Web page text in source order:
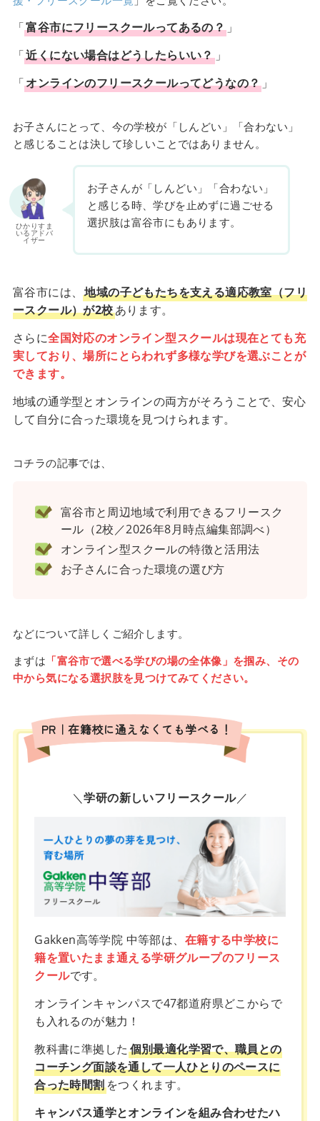
「富谷市にフリースクールってあるの？ 」
「近くにない場合はどうしたらいい？」
「オンラインのフリースクールってどうなの？ 」
お子さんにとって、今の学校が「しんどい」「合わない」
と感じることは決して珍しいことではありません。
ひかりすま
いるアドバ
イザー
お子さんが「しんどい」「合わない」
と感じる時、学びを止めずに過ごせる
選択肢は富谷市にもあります。
富谷市には、地域の子どもたちを支える適応教室（フリ
ースクール）が2校あります。
さらに全国対応のオンライン型スクールは現在とても充
実しており、場所にとらわれず多様な学びを選ぶことが
できます。
地域の通学型とオンラインの両方がそろうことで、安心
して自分に合った環境を見つけられます。
コチラの記事では、
富谷市と周辺地域で利用できるフリースク
ール（2校／2026年8月時点編集部調べ）
オンライン型スクールの特徴と活用法
お子さんに合った環境の選び方
などについて詳しくご紹介します。
まずは 「富谷市で選べる学びの場の全体像」を掴み、その
中から気になる選択肢を見つけてみてください。
PR｜在籍校に通えなくても学べる！
＼学研の新しいフリースクール／
Gakken高等学院 中等部は、 在籍する中学校に
籍を置いたまま通える学研グループのフリース
クールです。
オンラインキャンパスで47都道府県どこからで
も入れるのが魅力！
教科書に準拠した 個別最適化学習で、職員との
コーチング面談を通して一人ひとりのペースに
合った時間割をつくれます。
キャンパス通学とオンラインを組み合わせたハ